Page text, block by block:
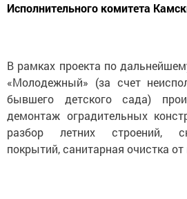
Исполнительного комитета
В рамках проекта по
«Молодежный» (за счет
бывшего детского сада)
демонтаж оградительных
разбор летних строений,
покрытий, санитарная очистка